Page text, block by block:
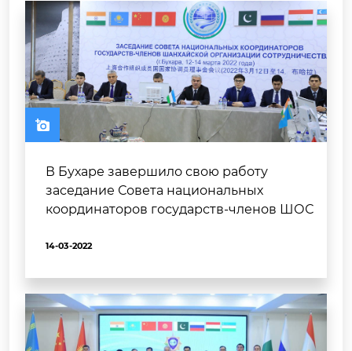
В Бухаре завершило свою работу
заседание Совета национальных
координаторов государств-членов ШОС
14-03-2022